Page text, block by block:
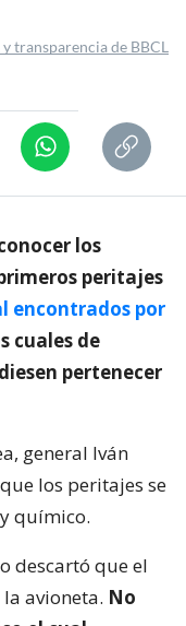
y transparencia de BBCL
los
peritajes
encontrados por
cuales de
pertenecer
general Iván
los peritajes se
químico.
descartó que el
avioneta. No